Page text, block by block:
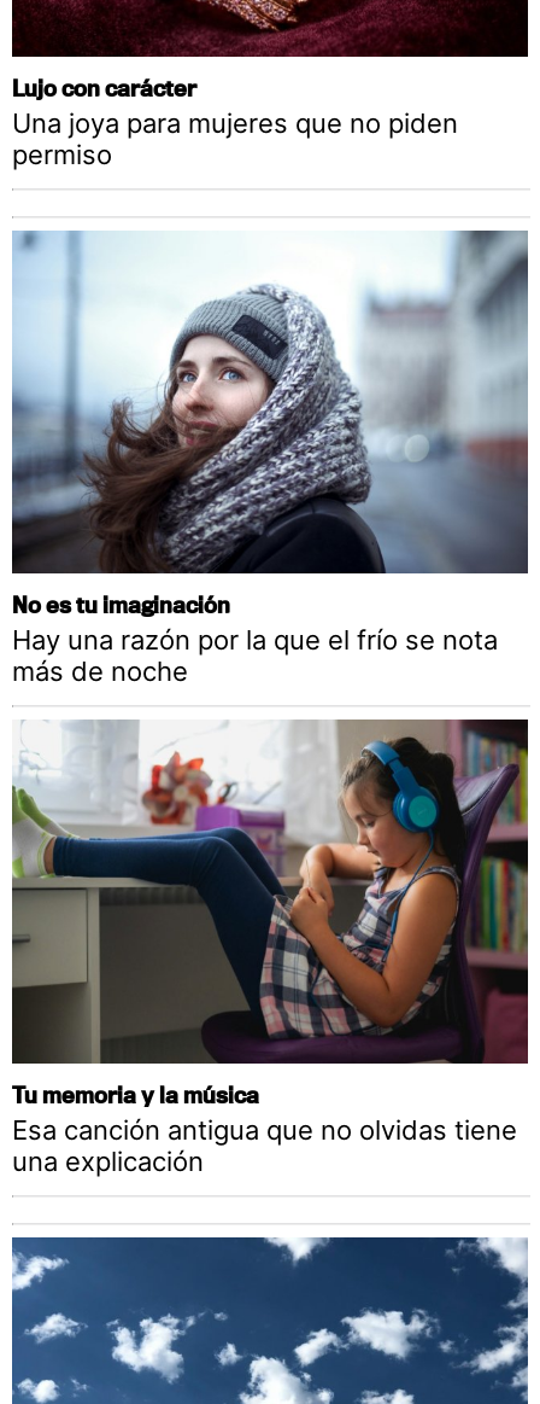
Lujo con carácter
Una joya para mujeres que no piden
permiso
No es tu imaginación
Hay una razón por la que el frío se nota
más de noche
Tu memoria y la música
Esa canción antigua que no olvidas tiene
una explicación